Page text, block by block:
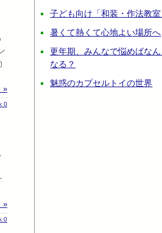
»
0
»
0
子ども向け「和装・作法教室
暑くて熱くて心地よい場所へ
更年期、みんなで悩めばな
なる？
魅惑のカプセルトイの世界